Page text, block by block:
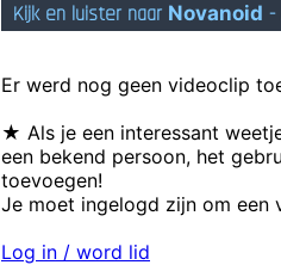
Kijk en luister naar Novanoid -
Er werd nog geen videoclip
★ Als je een interessant
een bekend persoon, het
toevoegen!
Je moet ingelogd zijn om een
Log in / word lid